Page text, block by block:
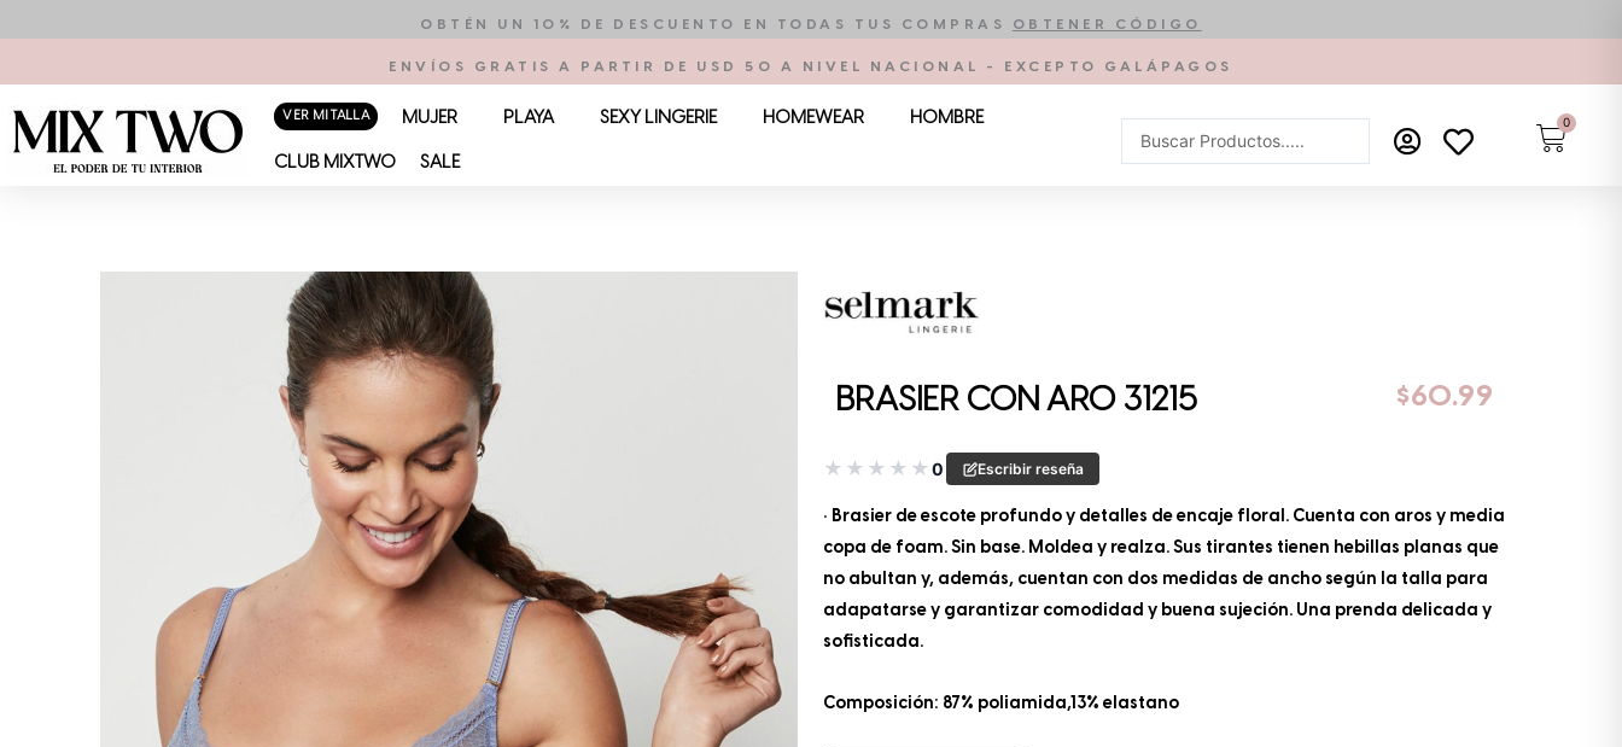
contenido
OBTÉN UN 10% DE DESCUENTO EN TODAS TUS COMPRAS OBTENER CÓDIGO
ENVÍOS GRATIS A PARTIR DE USD 50 A NIVEL NACIONAL - EXCEPTO GALÁPAGOS
VER MI TALLA MUJER PLAYA SEXY LINGERIE HOMEWEAR HOMBRE
CLUB MIXTWO SALE
Search
...
0
BRASIER CON ARO 31215 $60.99
★ ★ ★ ★ ★0 Escribir reseña
• Brasier de escote profundo y detalles de encaje floral. Cuenta con aros y media
copa de foam. Sin base. Moldea y realza. Sus tirantes tienen hebillas planas que
no abultan y, además, cuentan con dos medidas de ancho según la talla para
adapatarse y garantizar comodidad y buena sujeción. Una prenda delicada y
sofisticada.
Composición: 87% poliamida,13% elastano